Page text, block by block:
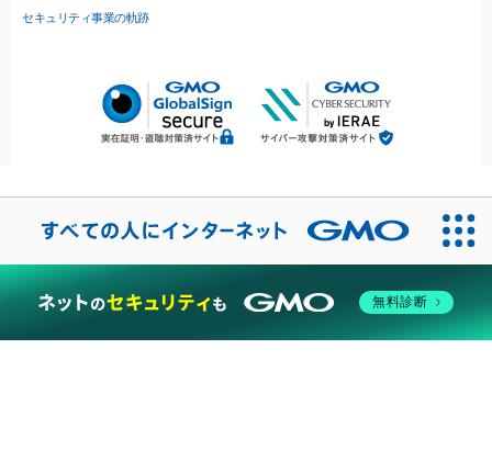
セキュリティ事業の軌跡
無料診断